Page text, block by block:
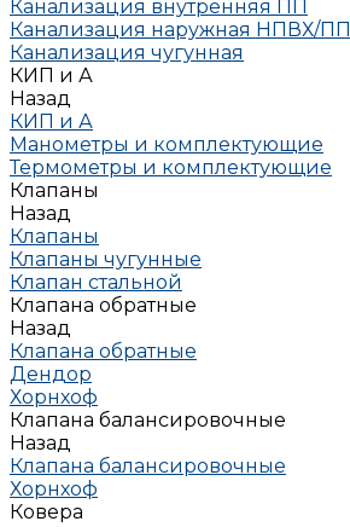
Канализация внутренняя ПП
Канализация наружная НПВХ/ПП
Канализация чугунная
КИП и А
Назад
КИП и А
Манометры и комплектующие
Термометры и комплектующие
Клапаны
Назад
Клапаны
Клапаны чугунные
Клапан стальной
Клапана обратные
Назад
Клапана обратные
Дендор
Хорнхоф
Клапана балансировочные
Назад
Клапана балансировочные
Хорнхоф
Ковера